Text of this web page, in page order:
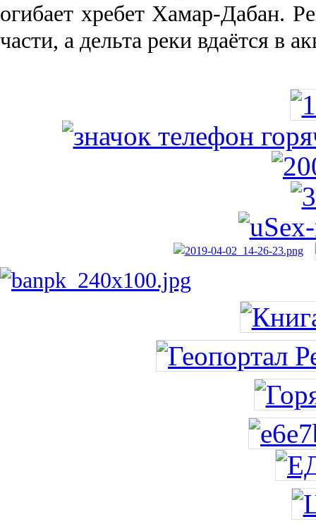
огибает хребет Хамар-Дабан.
части, а дельта реки вда­ётся в